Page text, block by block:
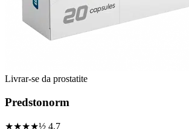
Livrar-se da prostatite
Predstonorm
★★★★½ 4.7